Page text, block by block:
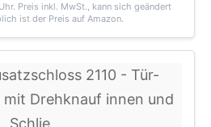
. Preis inkl. MwSt., kann sich geändert
ist der Preis auf Amazon.